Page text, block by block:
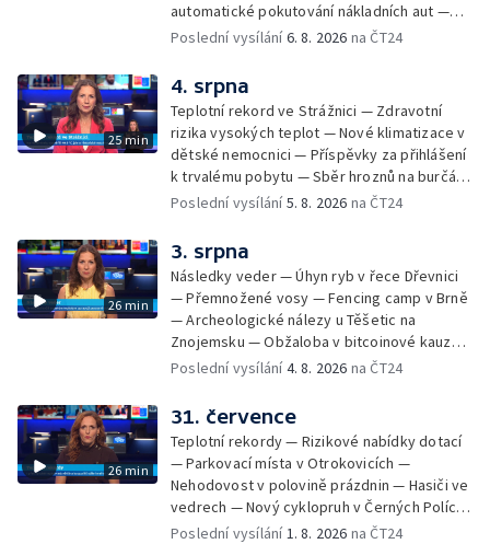
automatické pokutování nákladních aut —
Demolice vyhořelé budovy ve Zlíně — Případ
stadionu na Vyškovsku — Výstraha před
bouřkami — Brno hostí Mezinárodní kytarový
festival — Očkování po kousnutí netopýrem
Poslední vysílání6. 8. 2026 na ČT24
25 min
4. srpna
Teplotní rekord ve Strážnici — Zdravotní
rizika vysokých teplot — Nové klimatizace v
dětské nemocnici — Příspěvky za přihlášení
k trvalému pobytu — Sběr hroznů na burčák
— Dokončení oprav vedení — Skončil termín
vody v obcích — Vyschlá koryta potoků —
Sdílení strážníků na Brněnsku
Poslední vysílání5. 8. 2026 na ČT24
26 min
3. srpna
Následky veder — Úhyn ryb v řece Dřevnici
— Přemnožené vosy — Fencing camp v Brně
— Archeologické nálezy u Těšetic na
Znojemsku — Obžaloba v bitcoinové kauze
— Přestavba silnice přes Bzenec na
Zašové — Letní opravy divadel — Český hlas
ve vesmíru
Poslední vysílání4. 8. 2026 na ČT24
26 min
31. července
Teplotní rekordy — Rizikové nabídky dotací
— Parkovací místa v Otrokovicích —
Nehodovost v polovině prázdnin — Hasiči ve
vedrech — Nový cyklopruh v Černých Polích
— Květinová výstava ve Věžkách
Poslední vysílání1. 8. 2026 na ČT24